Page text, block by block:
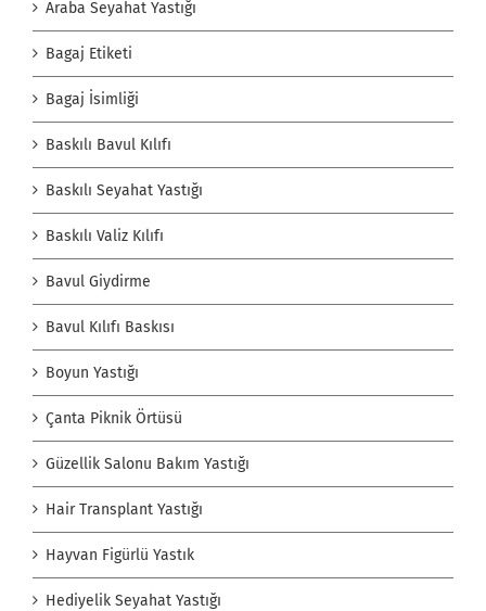
Araba Seyahat Yastığı
Bagaj Etiketi
Bagaj İsimliği
Baskılı Bavul Kılıfı
Baskılı Seyahat Yastığı
Baskılı Valiz Kılıfı
Bavul Giydirme
Bavul Kılıfı Baskısı
Boyun Yastığı
Çanta Piknik Örtüsü
Güzellik Salonu Bakım Yastığı
Hair Transplant Yastığı
Hayvan Figürlü Yastık
Hediyelik Seyahat Yastığı